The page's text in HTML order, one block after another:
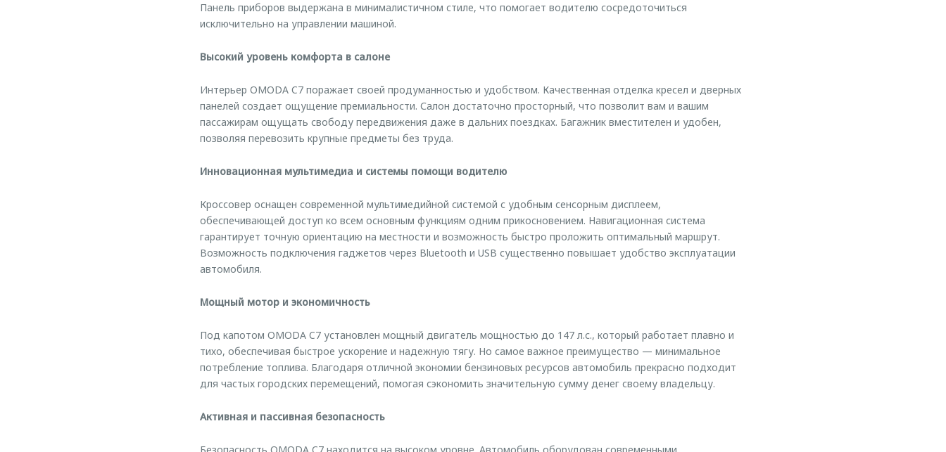
Панель приборов выдержана в минималистичном стиле, что помогает водителю сосредоточиться
исключительно на управлении машиной.
Высокий уровень комфорта в салоне
Интерьер OMODA C7 поражает своей продуманностью и удобством. Качественная отделка кресел и дверных
панелей создает ощущение премиальности. Салон достаточно просторный, что позволит вам и вашим
пассажирам ощущать свободу передвижения даже в дальних поездках. Багажник вместителен и удобен,
позволяя перевозить крупные предметы без труда.
Инновационная мультимедиа и системы помощи водителю
Кроссовер оснащен современной мультимедийной системой с удобным сенсорным дисплеем,
обеспечивающей доступ ко всем основным функциям одним прикосновением. Навигационная система
гарантирует точную ориентацию на местности и возможность быстро проложить оптимальный маршрут.
Возможность подключения гаджетов через Bluetooth и USB существенно повышает удобство эксплуатации
автомобиля.
Мощный мотор и экономичность
Под капотом OMODA C7 установлен мощный двигатель мощностью до 147 л.с., который работает плавно и
тихо, обеспечивая быстрое ускорение и надежную тягу. Но самое важное преимущество — минимальное
потребление топлива. Благодаря отличной экономии бензиновых ресурсов автомобиль прекрасно подходит
для частых городских перемещений, помогая сэкономить значительную сумму денег своему владельцу.
Активная и пассивная безопасность